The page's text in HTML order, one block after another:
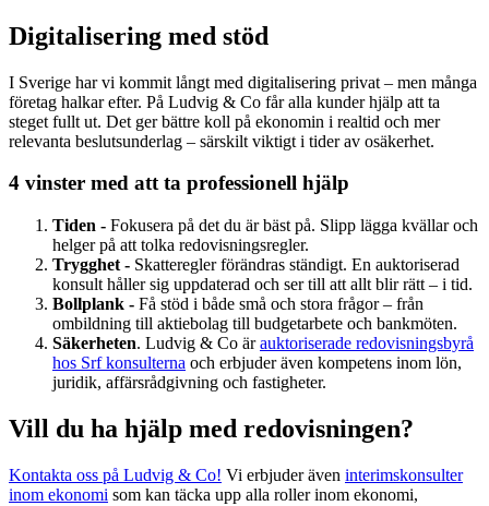
Digitalisering med stöd
I Sverige har vi kommit långt med digitalisering privat – men många
företag halkar efter. På Ludvig & Co får alla kunder hjälp att ta
steget fullt ut. Det ger bättre koll på ekonomin i realtid och mer
relevanta beslutsunderlag – särskilt viktigt i tider av osäkerhet.
4 vinster med att ta professionell hjälp
Tiden - Fokusera på det du är bäst på. Slipp lägga kvällar och
helger på att tolka redovisningsregler.
Trygghet - Skatteregler förändras ständigt. En auktoriserad
konsult håller sig uppdaterad och ser till att allt blir rätt – i tid.
Bollplank - Få stöd i både små och stora frågor – från
ombildning till aktiebolag till budgetarbete och bankmöten.
Säkerheten. Ludvig & Co ärauktoriserade redovisningsbyrå
hos Srf konsulterna och erbjuder även kompetens inom lön,
juridik, affärsrådgivning och fastigheter.
Vill du ha hjälp med redovisningen?
Kontakta oss på Ludvig & Co! Vi erbjuder även interimskonsulter
inom ekonomi som kan täcka upp alla roller inom ekonomi,